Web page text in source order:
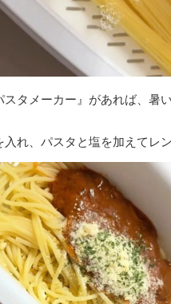
スタメーカー』があれば、暑
れ、パスタと塩を加えてレ